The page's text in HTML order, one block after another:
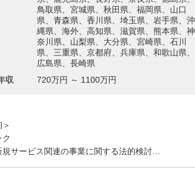
鳥取県、宮城県、秋田県、福岡県、山口
県、青森県、香川県、埼玉県、岩手県、沖
縄県、海外、高知県、滋賀県、熊本県、神
奈川県、山梨県、大分県、宮崎県、石川
県、三重県、京都府、兵庫県、和歌山県、
広島県、長崎県
収
720万円 ～ 1100万円
ク
規サービス関連の事業に関する法的検討